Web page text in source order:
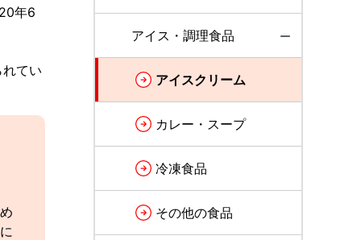
アイス・調理食品
アイスクリーム
カレー・スープ
冷凍食品
その他の食品
年6
てい